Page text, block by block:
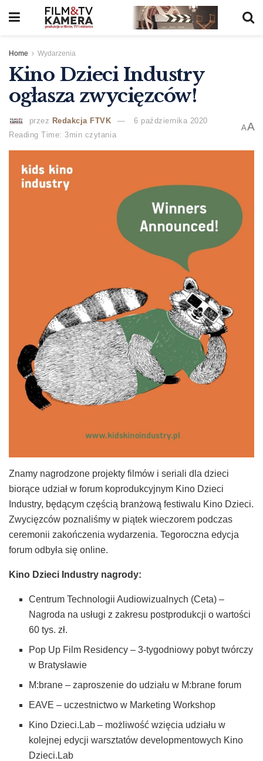
Home Wydarzenia
Kino Dzieci Industry
ogłasza zwycięzców!
przez Redakcja FTVK
6 października 2020
Reading Time: 3min czytania
AA
Znamy nagrodzone projekty filmów i seriali dla dzieci
biorące udział w forum koprodukcyjnym Kino Dzieci
Industry, będącym częścią branżową festiwalu Kino Dzieci.
Zwycięzców poznaliśmy w piątek wieczorem podczas
ceremonii zakończenia wydarzenia. Tegoroczna edycja
forum odbyła się online.
Kino Dzieci Industry nagrody:
Centrum Technologii Audiowizualnych (Ceta) –
Nagroda na usługi z zakresu postprodukcji o wartości
60 tys. zł.
Pop Up Film Residency – 3-tygodniowy pobyt twórczy
w Bratysławie
M:brane – zaproszenie do udziału w M:brane forum
EAVE – uczestnictwo w Marketing Workshop
Kino Dzieci.Lab – możliwość wzięcia udziału w
kolejnej edycji warsztatów developmentowych Kino
Dzieci.Lab